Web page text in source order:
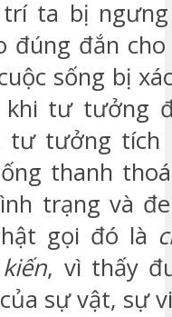
ta bị
đúng đắn
sống bị
khi tư tưởng
tư tưởng tích
thanh
trạng và
gọi đó là
, vì thấy
sự vật, sự